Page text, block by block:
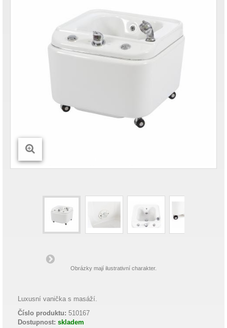
Obrázky mají ilustrativní charakter.
Luxusní vanička s masáží.
Číslo produktu: 510167
Dostupnost: skladem